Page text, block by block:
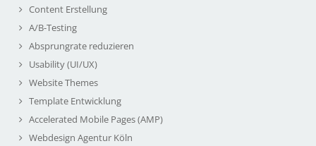
Content Erstellung
A/B-Testing
Absprungrate reduzieren
Usability (UI/UX)
Website Themes
Template Entwicklung
Accelerated Mobile Pages (AMP)
Webdesign Agentur Köln